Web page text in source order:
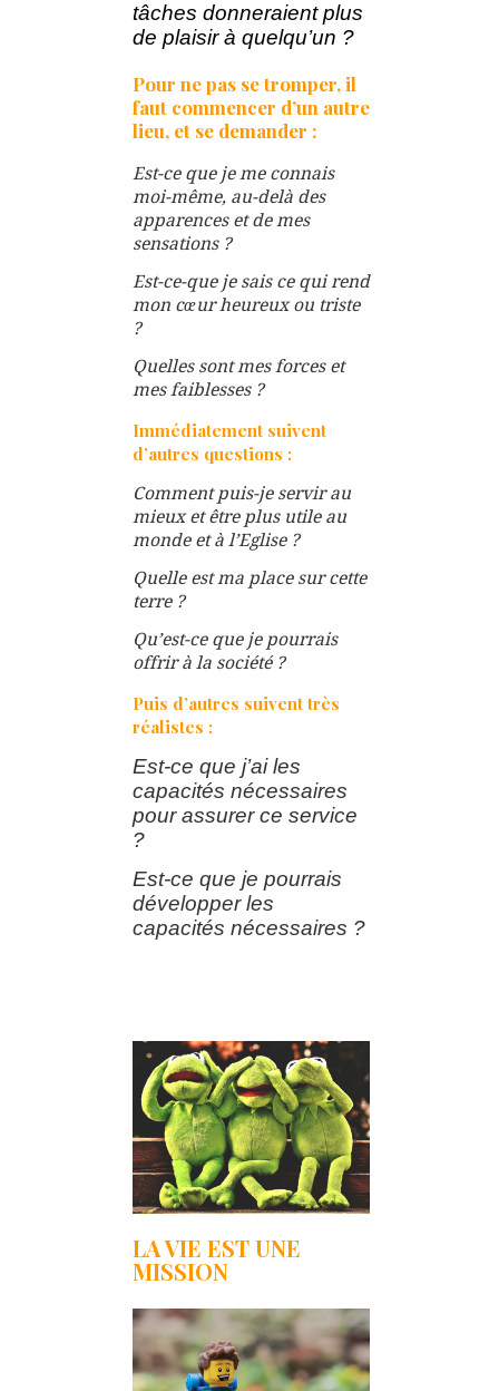
tâches donneraient plus
de plaisir à quelqu’un ?
Pour ne pas se tromper, il
faut commencer d’un autre
lieu, et se demander :
Est-ce que je me connais
moi-même, au-delà des
apparences et de mes
sensations ?
Est-ce-que je sais ce qui rend
mon cœur heureux ou triste
?
Quelles sont mes forces et
mes faiblesses ?
Immédiatement suivent
d’autres questions :
Comment puis-je servir au
mieux et être plus utile au
monde et à l’Eglise ?
Quelle est ma place sur cette
terre ?
Qu’est-ce que je pourrais
offrir à la société ?
Puis d’autres suivent très
réalistes :
Est-ce que j’ai les
capacités nécessaires
pour assurer ce service
?
Est-ce que je pourrais
développer les
capacités nécessaires ?
LA VIE EST UNE
MISSION